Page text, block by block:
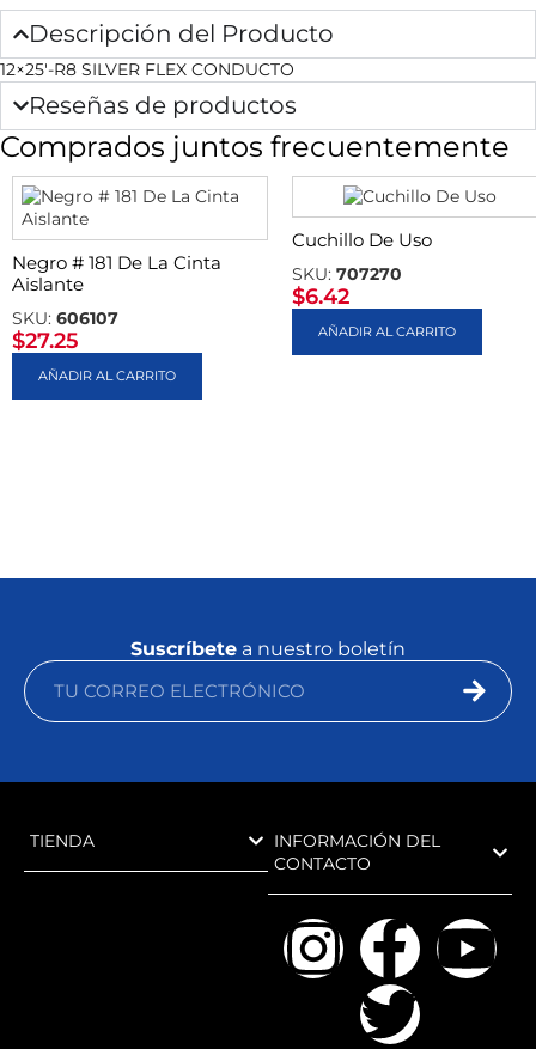
Descripción del Producto
12×25′-R8 SILVER FLEX CONDUCTO
Reseñas de productos
Comprados juntos frecuentemente
Negro # 181 De La Cinta
Aislante
SKU: 606107
$27.25
AÑADIR AL CARRITO
Cuchillo De Uso
SKU: 707270
$6.42
AÑADIR AL CARRITO
Suscríbete a nuestro boletín
TIENDA
INFORMACIÓN DEL
CONTACTO